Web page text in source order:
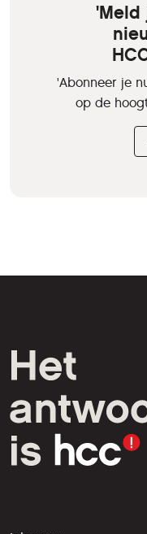
'Meld
'Abonneer je
op de